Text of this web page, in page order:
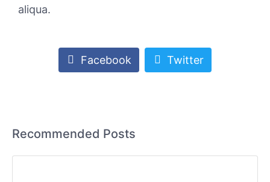
aliqua.
Facebook Twitter
Recommended Posts